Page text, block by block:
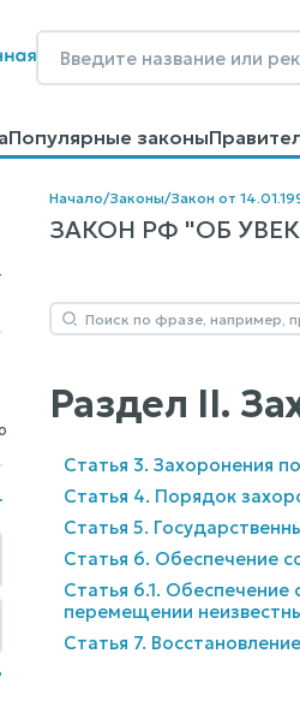
Популярные законы
Образцы
Начало/Законы/Закон от
ЗАКОН РФ "ОБ
Раздел II.
Статья 3. Захоронения
Статья 4. Порядок
Статья 5.
Статья 6. Обеспечение
Статья 6.1.
перемещении
Статья 7.